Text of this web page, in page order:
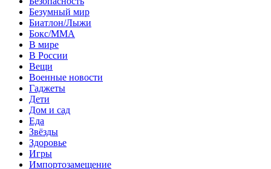
Безумный мир
Биатлон/Лыжи
Бокс/MMA
В мире
В России
Вещи
Военные новости
Гаджеты
Дети
Дом и сад
Еда
Звёзды
Здоровье
Игры
Импортозамещение